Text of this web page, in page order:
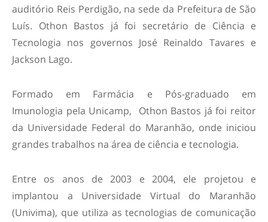
auditório Reis Perdigão, na sede da Prefeitura de São
Luís. Othon Bastos já foi secretário de Ciência e
Tecnologia nos governos José Reinaldo Tavares e
Jackson Lago.
Formado em Farmácia e Pós-graduado em
Imunologia pela Unicamp, Othon Bastos já foi reitor
da Universidade Federal do Maranhão, onde iniciou
grandes trabalhos na área de ciência e tecnologia.
Entre os anos de 2003 e 2004, ele projetou e
implantou a Universidade Virtual do Maranhão
(Univima), que utiliza as tecnologias de comunicação